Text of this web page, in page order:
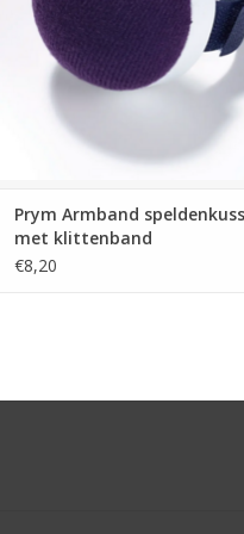
Prym Armband
met klittenband
€8,20